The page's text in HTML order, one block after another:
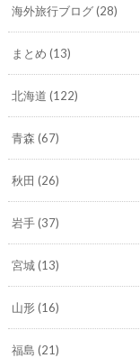
海外旅行ブログ(28)
まとめ (13)
北海道 (122)
青森 (67)
秋田 (26)
岩手(37)
宮城(13)
山形(16)
福島 (21)